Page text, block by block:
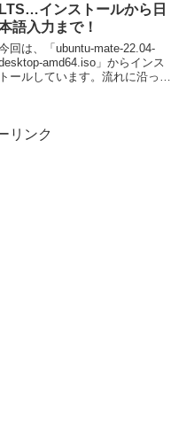
LTS…インストールから日
語入力まで！
回は、「ubuntu-mate-22.04-
amd64.iso」からインス
トールしています。流れに沿って
リンク